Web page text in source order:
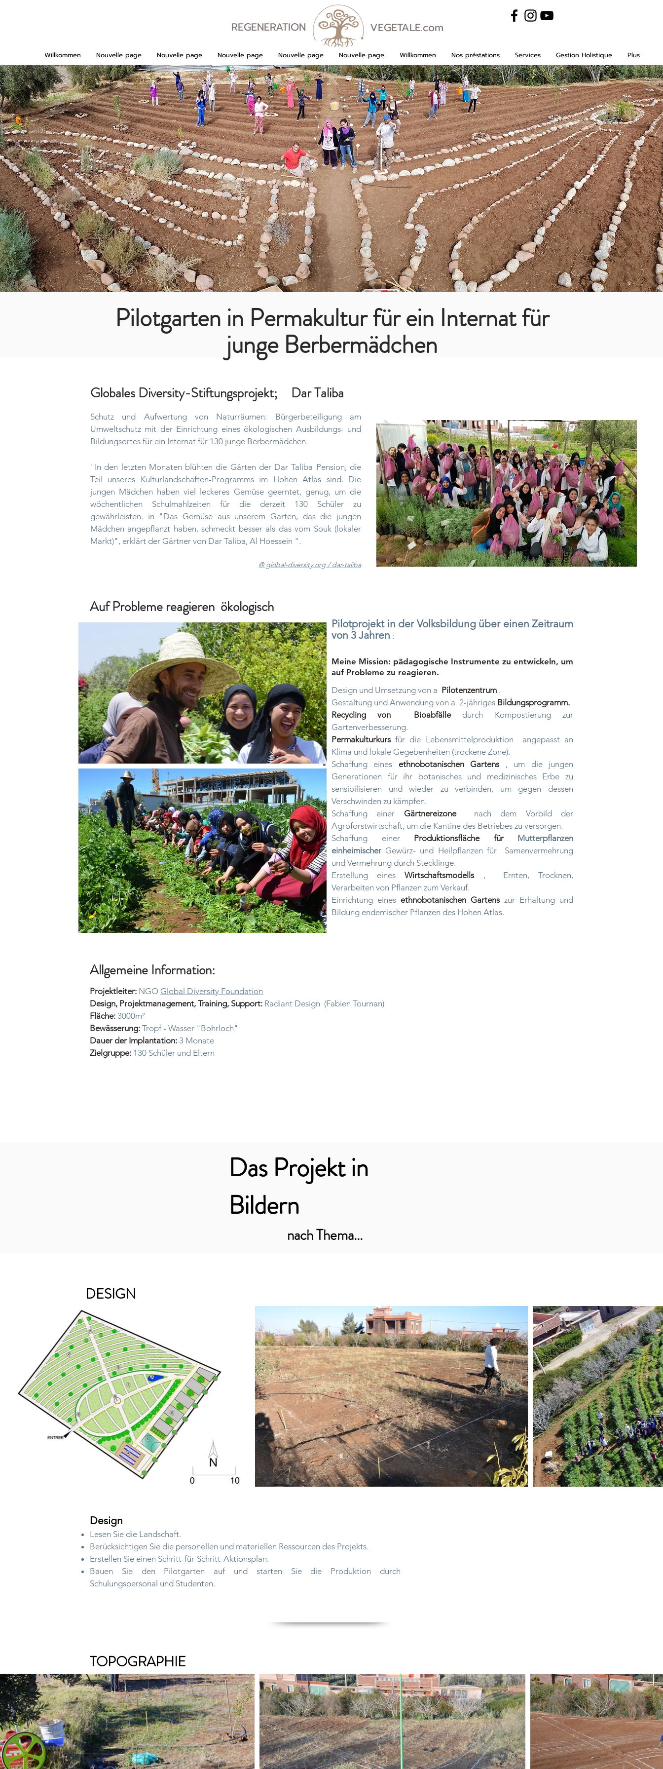
REGENERATION VEGETALE.com
Willkommen Nouvelle page Nouvelle page Nouvelle page Nouvelle page Nouvelle page Willkommen Nos préstations Services Gestion Holistique Plus
Pilotgarten in Permakultur für ein Internat für
junge Berbermädchen
Globales Diversity-Stiftungsprojekt; Dar Taliba
Schutz und Aufwertung von Naturräumen: Bürgerbeteiligung am
Umweltschutz mit der Einrichtung eines ökologischen Ausbildungs- und
Bildungsortes für ein Internat für 130 junge Berbermädchen.
"In den letzten Monaten blühten die Gärten der Dar Taliba Pension, die
Teil unseres Kulturlandschaften-Programms im Hohen Atlas sind. Die
jungen Mädchen haben viel leckeres Gemüse geerntet, genug, um die
wöchentlichen Schulmahlzeiten für die derzeit 130 Schüler zu
gewährleisten. in "Das Gemüse aus unserem Garten, das die jungen
Mädchen angepflanzt haben, schmeckt besser als das vom Souk (lokaler
Markt)", erklärt der Gärtner von Dar Taliba, Al Hoessein ".
@ global-diversity.org / dar-taliba
Auf Probleme reagieren ökologisch
Pilotprojekt in der Volksbildung über einen Zeitraum
von 3 Jahren :
Meine Mission: pädagogische Instrumente zu entwickeln, um
auf Probleme zu reagieren.
Design und Umsetzung von a Pilotenzentrum .
Gestaltung und Anwendung von a 2-jähriges Bildungsprogramm.
Recycling von
Bioabfälledurch Kompostierung zur
Gartenverbesserung.
Permakulturkursfür die Lebensmittelproduktion
angepasst an
Klima und lokale Gegebenheiten (trockene Zone).
Schaffung eines ethnobotanischen Gartens, um die jungen
Generationen für ihr botanisches und medizinisches Erbe zu
sensibilisieren und wieder zu verbinden, um gegen dessen
Verschwinden zu kämpfen.
Schaffung einer Gärtnereizone
nach dem Vorbild der
Agroforstwirtschaft, um die Kantine des Betriebes zu versorgen.
Schaffung einer Produktionsfläche für
Mutterpflanzen
einheimischer Gewürz- und Heilpflanzen für
Samenvermehrung
und Vermehrung durch Stecklinge.
Erstellung einesWirtschaftsmodells,
Ernten, Trocknen,
Verarbeiten von Pflanzen zum Verkauf.
Einrichtung eines ethnobotanischen Gartenszur Erhaltung und
Bildung endemischer Pflanzen des Hohen Atlas.
Allgemeine Information:
Projektleiter: NGO Global Diversity Foundation
Design, Projektmanagement, Training, Support: Radiant Design (Fabien Tournan)
Fläche: 3000m²
Bewässerung: Tropf - Wasser "Bohrloch"
Dauer der Implantation: 3 Monate
Zielgruppe: 130 Schüler und Eltern
Das Projekt in
Bildern
nach Thema...
DESIGN
Design
Lesen Sie die Landschaft.
Berücksichtigen Sie die personellen und materiellen Ressourcen des Projekts.
Erstellen Sie einen Schritt-für-Schritt-Aktionsplan.
Bauen Sie den Pilotgarten auf und starten Sie die Produktion durch
Schulungspersonal und Studenten.
TOPOGRAPHIE